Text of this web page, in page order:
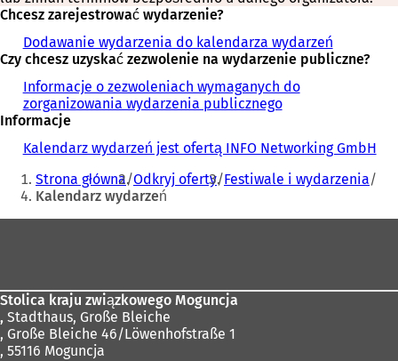
Chcesz zarejestrować wydarzenie?
Dodawanie wydarzenia do kalendarza wydarzeń
Czy chcesz uzyskać zezwolenie na wydarzenie publiczne?
Informacje o zezwoleniach wymaganych do
zorganizowania wydarzenia publicznego
Informacje
Kalendarz wydarzeń jest ofertą INFO Networking GmbH
Jesteś
tutaj:
Strona główna Odkryj oferty Festiwale i wydarzenia
Kalendarz wydarzeń
Stolica kraju związkowego Moguncja
, Stadthaus, Große Bleiche
, Große Bleiche 46/Löwenhofstraße 1
, 55116 Moguncja